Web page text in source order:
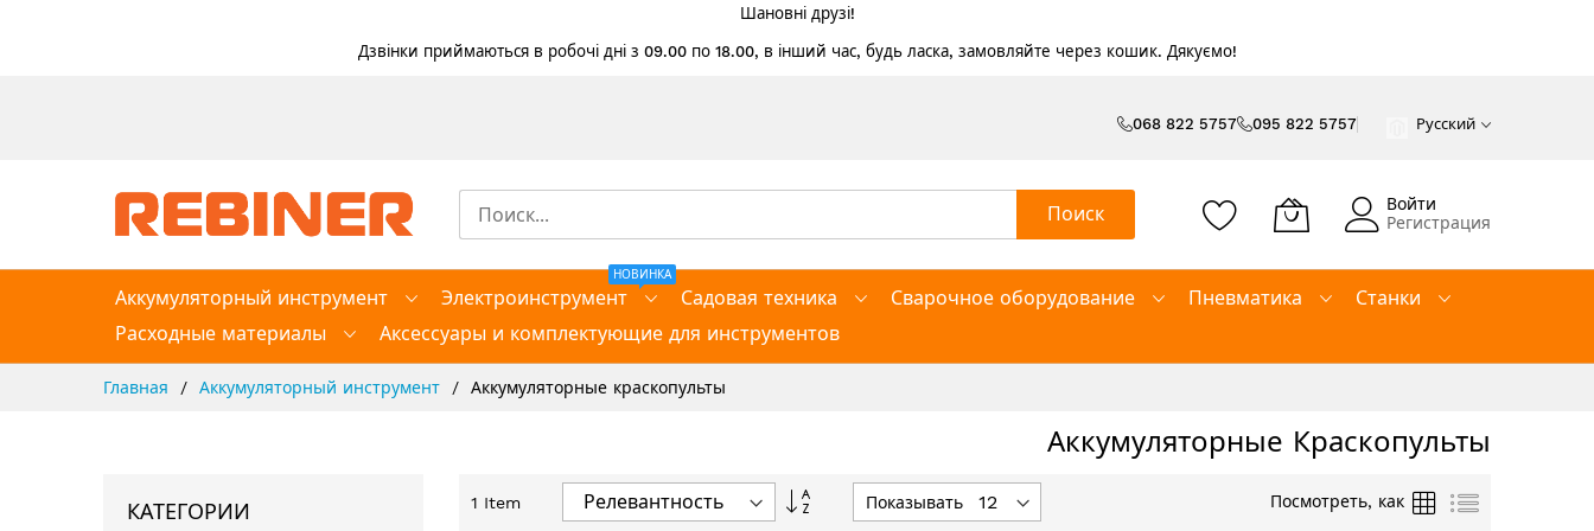
Шановні друзі!
Дзвінки приймаються в робочі дні з 09.00 по 18.00, в інший час, будь ласка, замовляйте через кошик. Дякуємо!
068 822 5757 095 822 5757 Русский
Поиск
Войти
Регистрация
Аккумуляторный инструмент Электроинструмент
НОВИНКА
Садовая техника Сварочное оборудование Пневматика
Станки
Расходные материалы
Аксессуары и комплектующие для инструментов
Главная Аккумуляторный инструмент Аккумуляторные краскопульты
Аккумуляторные Краскопульты
1 Item
Задать
Показывать Посмотреть, как СеткаСписок
КАТЕГОРИИ